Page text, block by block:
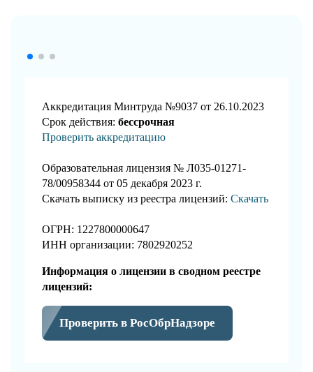
Аккредитация Минтруда №9037 от 26.10.2023
Срок действия: бессрочная
Проверить аккредитацию
Образовательная лицензия № Л035-01271-
78/00958344 от 05 декабря 2023 г.
Скачать выписку из реестра лицензий: Скачать
ОГРН: 1227800000647
ИНН организации: 7802920252
Информация о лицензии в сводном реестре
лицензий:
Проверить в РосОбрНадзоре